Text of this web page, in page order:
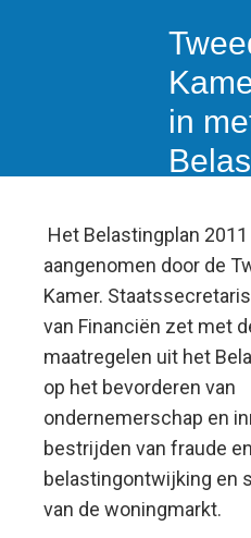
in
Het Belastingplan
aangenomen door de
Kamer.
van Financiën zet met
maatregelen uit het
op het bevorderen van
ondernemerschap en
bestrijden van fraude en
belastingontwijking en
van de woningmarkt.